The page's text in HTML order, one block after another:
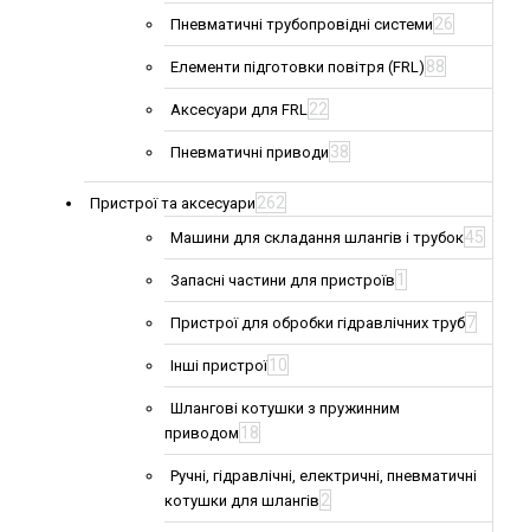
Пневматичні трубопровідні системи 26
Елементи підготовки повітря (FRL) 88
Аксесуари для FRL22
Пневматичні приводи 38
Пристрої та аксесуари 262
Машини для складання шлангів і трубок45
Запасні частини для пристроїв 1
Пристрої для обробки гідравлічних труб7
Інші пристрої 10
Шлангові котушки з пружинним
приводом 18
Ручні, гідравлічні, електричні, пневматичні
котушки для шлангів 2